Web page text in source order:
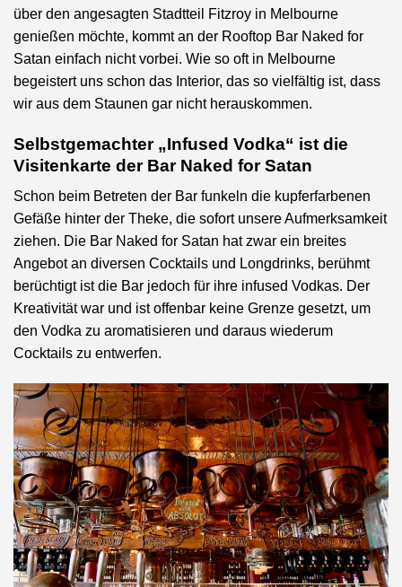
über den angesagten Stadtteil Fitzroy in Melbourne
genießen möchte, kommt an der Rooftop Bar Naked for
Satan einfach nicht vorbei. Wie so oft in Melbourne
begeistert uns schon das Interior, das so vielfältig ist, dass
wir aus dem Staunen gar nicht herauskommen.
Selbstgemachter „Infused Vodka“ ist die
Visitenkarte der Bar Naked for Satan
Schon beim Betreten der Bar funkeln die kupferfarbenen
Gefäße hinter der Theke, die sofort unsere Aufmerksamkeit
ziehen. Die Bar Naked for Satan hat zwar ein breites
Angebot an diversen Cocktails und Longdrinks, berühmt
berüchtigt ist die Bar jedoch für ihre infused Vodkas. Der
Kreativität war und ist offenbar keine Grenze gesetzt, um
den Vodka zu aromatisieren und daraus wiederum
Cocktails zu entwerfen.